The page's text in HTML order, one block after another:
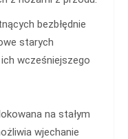
bezbłędnie
starych
wcześniejszego
na stałym
wjechanie